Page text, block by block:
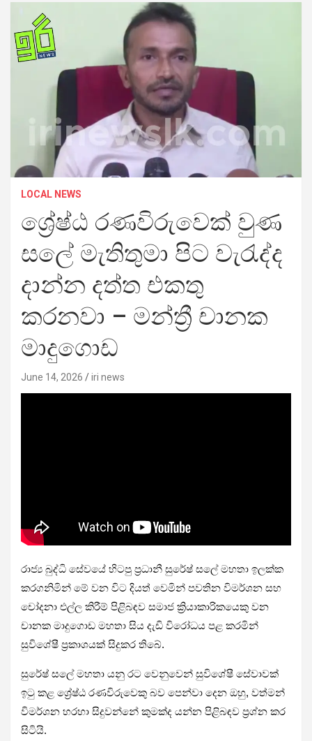
LOCAL NEWS
ශ්‍රේෂ්ඨ රණවිරුවෙක් වුණ
සලේ මැතිතුමා පිට වැරැද්ද
දාන්න දත්ත එකතු
කරනවා – මන්ත්‍රී චානක
මාදුගොඩ
June 14, 2026 iri news
රාජ්‍ය බුද්ධි සේවයේ හිටපු ප්‍රධානී සුරේෂ් සලේ මහතා ඉලක්ක
කරගනිමින් මේ වන විට දියත් වෙමින් පවතින විමර්ශන සහ
චෝදනා එල්ල කිරීම් පිළිබඳව සමාජ ක්‍රියාකාරිකයෙකු වන
චානක මාදුගොඩ මහතා සිය දැඩි විරෝධය පළ කරමින්
සුවිශේෂී ප්‍රකාශයක් සිදුකර තිබේ.
සුරේෂ් සලේ මහතා යනු රට වෙනුවෙන් සුවිශේෂී සේවාවක්
ඉටු කළ ශ්‍රේෂ්ඨ රණවිරුවෙකු බව පෙන්වා දෙන ඔහු, වත්මන්
විමර්ශන හරහා සිදුවන්නේ කුමක්ද යන්න පිළිබඳව ප්‍රශ්න කර
සිටියි.